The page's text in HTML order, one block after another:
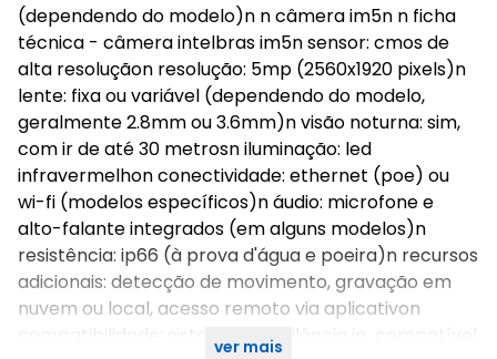
(dependendo do modelo)n n câmera im5n n ficha
técnica - câmera intelbras im5n sensor: cmos de
alta resoluçãon resolução: 5mp (2560x1920 pixels)n
lente: fixa ou variável (dependendo do modelo,
geralmente 2.8mm ou 3.6mm)n visão noturna: sim,
com ir de até 30 metrosn iluminação: led
infravermelhon conectividade: ethernet (poe) ou
wi-fi (modelos específicos)n áudio: microfone e
alto-falante integrados (em alguns modelos)n
resistência: ip66 (à prova d'água e poeira)n recursos
adicionais: detecção de movimento, gravação em
nuvem ou local, acesso remoto via aplicativon
compatibilidade: sistema de vigilância ip, compatível
ver mais